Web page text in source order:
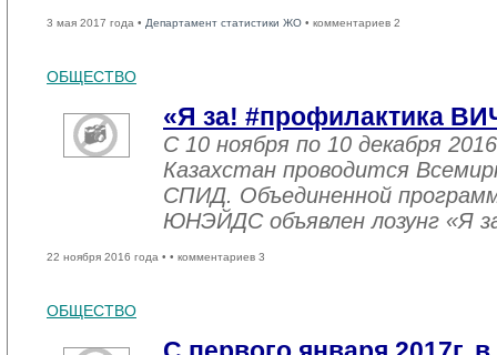
3 мая 2017 года • Департамент статистики ЖО • комментариев 2
ОБЩЕСТВО
«Я за! #профилактика
С 10 ноября по 10 декабря
Казахстан проводится
СПИД. Объединенной
ЮНЭЙДС объявлен лозунг «Я
22 ноября 2016 года • • комментариев 3
ОБЩЕСТВО